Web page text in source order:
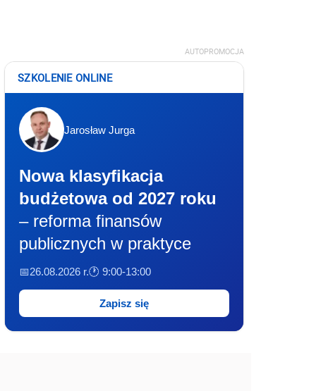
AUTOPROMOCJA
SZKOLENIE ONLINE
Jarosław Jurga
Nowa klasyfikacja
budżetowa od 2027 roku
– reforma finansów
publicznych w praktyce
📅26.08.2026 r.🕐 9:00-13:00
Zapisz się